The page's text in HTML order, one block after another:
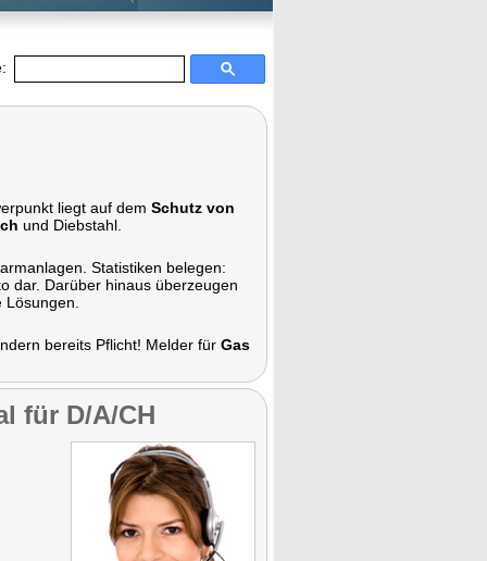
liegt auf dem Schutz von
und Diebstahl.
Statistiken belegen:
dar. Darüber hinaus überzeugen
bereits Pflicht! Melder für Gas
für D/A/CH